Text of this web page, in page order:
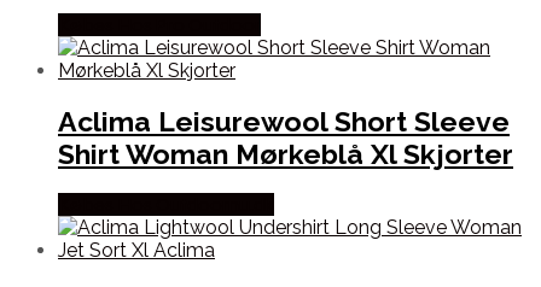
Aclima Leisurewool Short Sleeve
Shirt Woman Mørkeblå Xl Skjorter